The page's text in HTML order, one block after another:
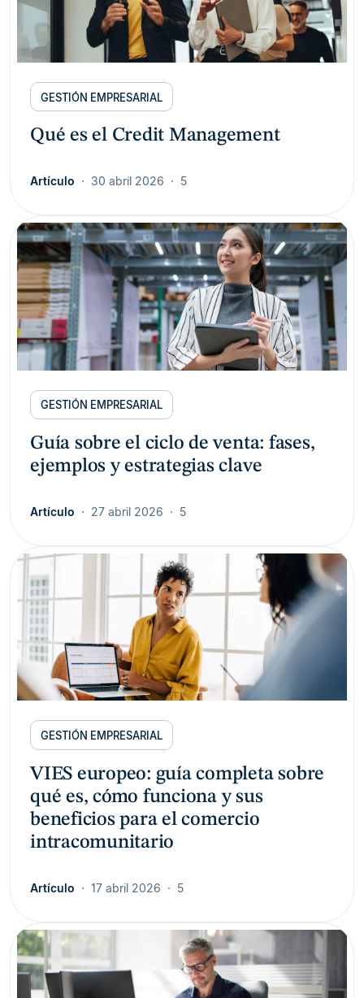
GESTIÓN EMPRESARIAL
Qué es el Credit Management
Artículo 30 abril 2026 5
GESTIÓN EMPRESARIAL
Guía sobre el ciclo de venta: fases,
ejemplos y estrategias clave
Artículo 27 abril 2026 5
GESTIÓN EMPRESARIAL
VIES europeo: guía completa sobre
qué es, cómo funciona y sus
beneficios para el comercio
intracomunitario
Artículo 17 abril 2026 5